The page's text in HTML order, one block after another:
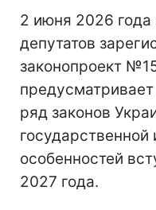
2 июня 2026
депутатов
законопроект
ряд законов
государственной
особенностей
2027 года.